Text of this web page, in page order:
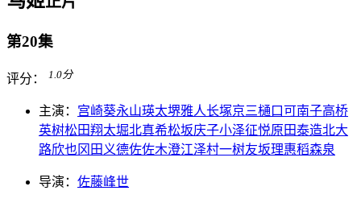
第20集
评分： 1.0分
主演： 宫崎葵永山瑛太堺雅人长塚京三樋口可南子高桥
英树松田翔太堀北真希松坂庆子小泽征悦原田泰造北大
路欣也冈田义德佐佐木澄江泽村一树友坂理惠稻森泉
导演： 佐藤峰世